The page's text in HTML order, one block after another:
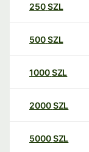
250SZL
500SZL
1000SZL
2000SZL
5000SZL